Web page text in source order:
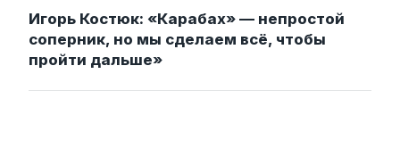
Игорь Костюк: «Карабах» — непростой
соперник, но мы сделаем всё, чтобы
пройти дальше»